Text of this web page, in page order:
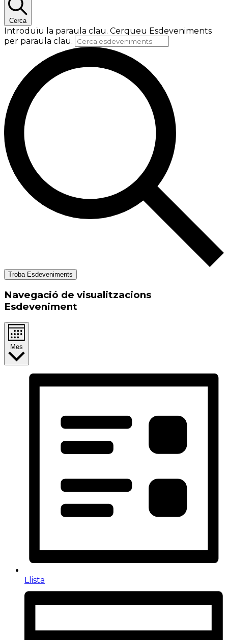
Cerca
Introduïu la paraula clau. Cerqueu Esdeveniments
per paraula clau.
Troba Esdeveniments
Navegació de visualitzacions
Esdeveniment
Mes
Llista